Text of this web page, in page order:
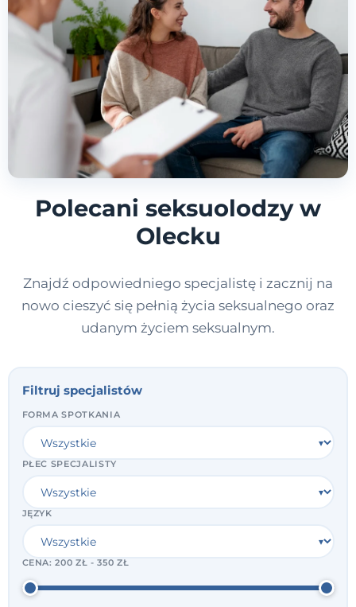
Polecani seksuolodzy w
Olecku
Znajdź odpowiedniego specjalistę i zacznij na
nowo cieszyć się pełnią życia seksualnego oraz
udanym życiem seksualnym.
Filtruj specjalistów
FORMA SPOTKANIA
PŁEĆ SPECJALISTY
JĘZYK
CENA:200 ZŁ - 350 ZŁ